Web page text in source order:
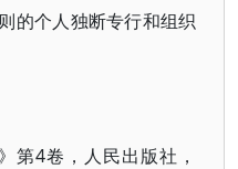
的个人独断专行和组织
第4卷，人民出版社，